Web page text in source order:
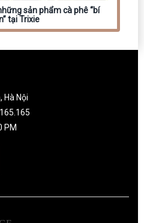
sản phẩm cà phê “bí
tại Trixie
Hà Nội
PM